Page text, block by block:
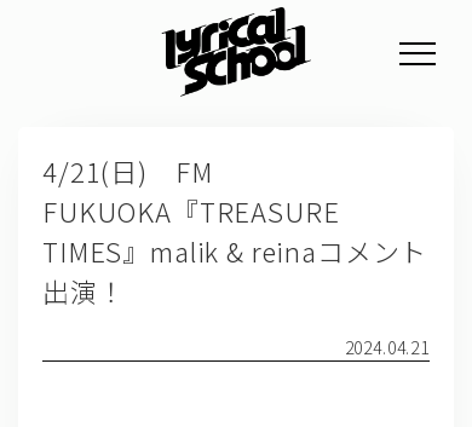
4/21(日) FM
FUKUOKA『TREASURE
TIMES』malik & reinaコメント
出演！
2024.04.21
PROFILE
SCHEDULE